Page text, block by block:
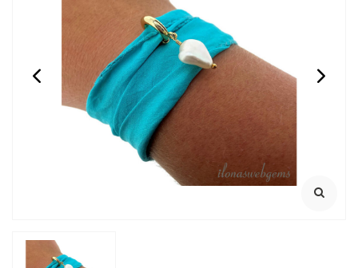
Incl. btw
€0,82 Excl. btw
kralen rond ca. 8mm
100% natuurlijk
Streng ca. 39cm
Incl. btw
€3,26
BESTEL